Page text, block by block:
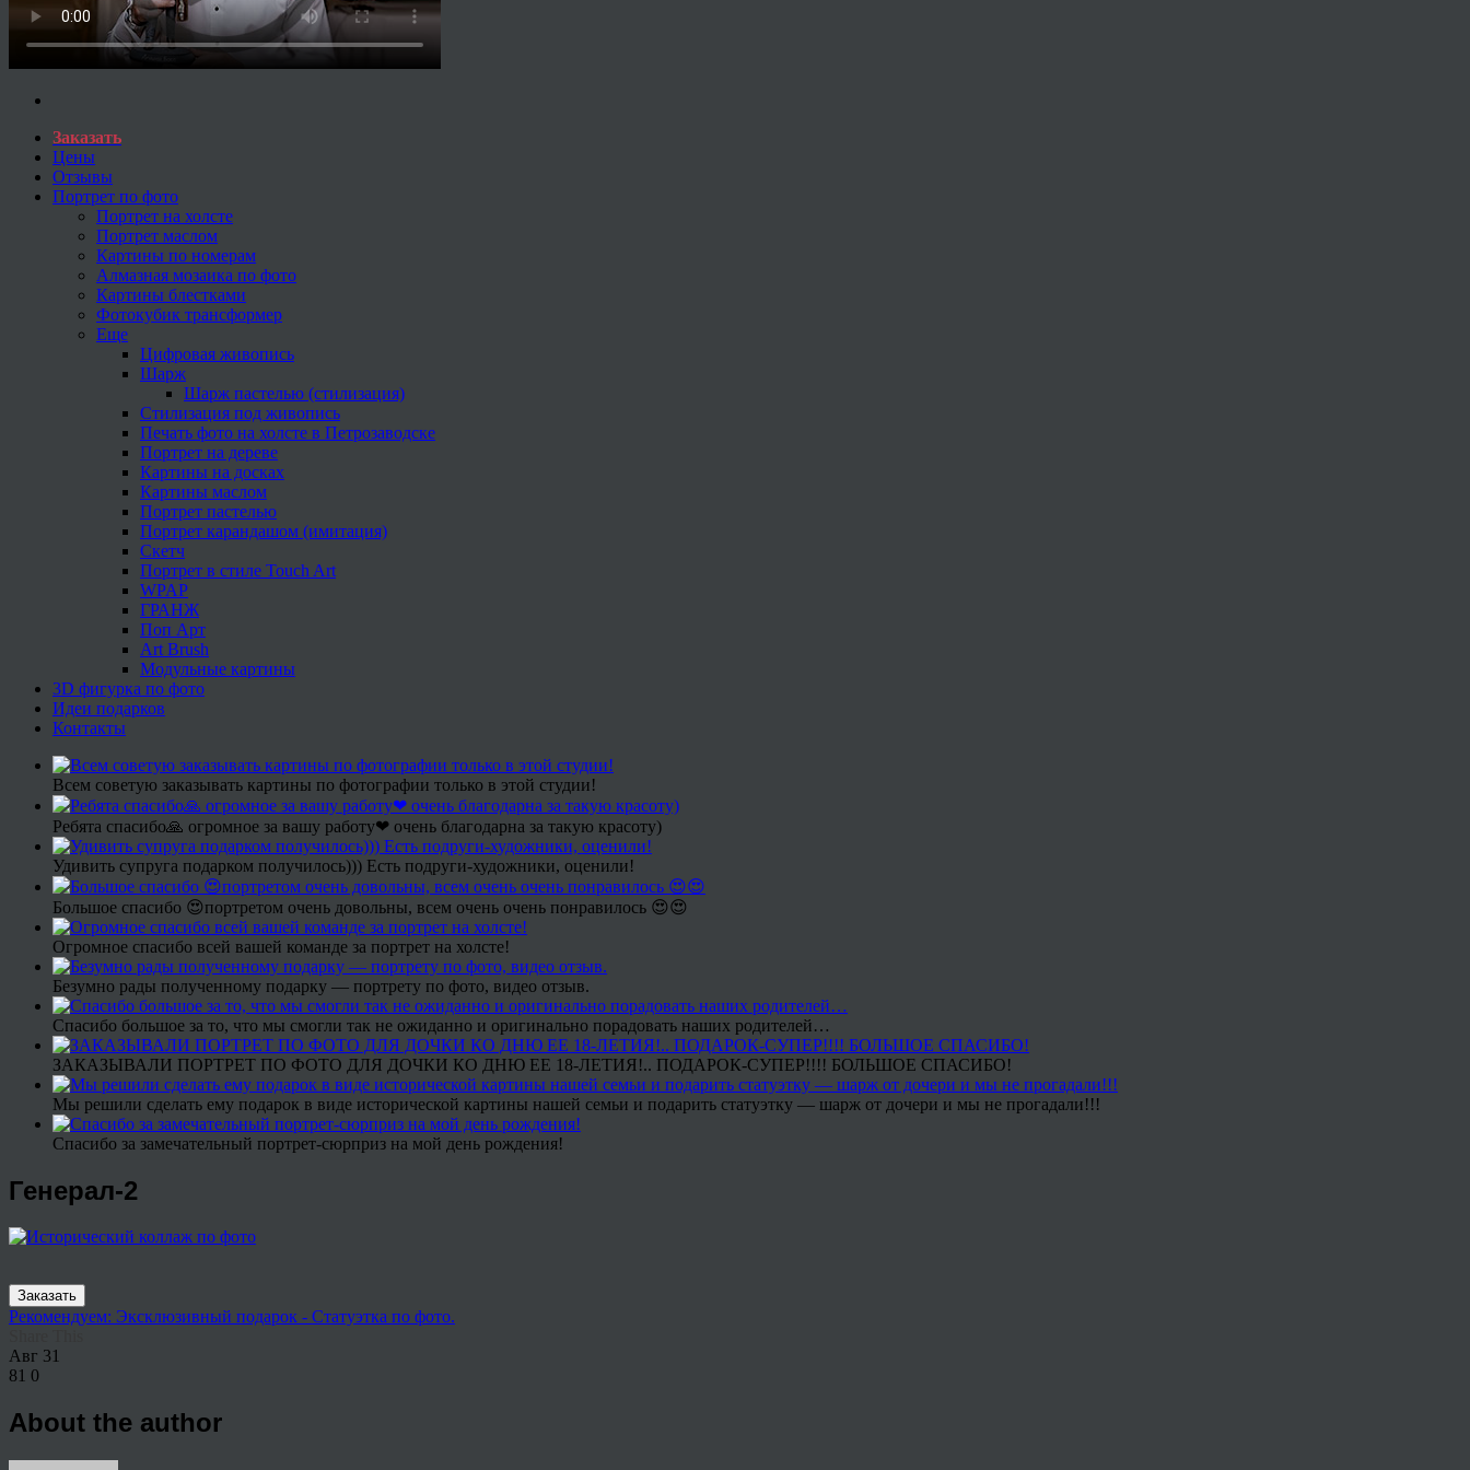
Заказать
Цены
Отзывы
Портрет по фото
Портрет на холсте
Портрет маслом
Картины по номерам
Алмазная мозаика по фото
Картины блестками
Фотокубик трансформер
Еще
Цифровая живопись
Шарж
Шарж пастелью (стилизация)
Стилизация под живопись
Печать фото на холсте в Петрозаводске
Портрет на дереве
Картины на досках
Картины маслом
Портрет пастелью
Портрет карандашом (имитация)
Скетч
Портрет в стиле Touch Art
WPAP
ГРАНЖ
Поп Арт
Art Brush
Модульные картины
3D фигурка по фото
Идеи подарков
Контакты
Всем советую заказывать картины по фотографии только в этой студии!
Ребята спасибо🙏 огромное за вашу работу❤ очень благодарна за такую красоту)
Удивить супруга подарком получилось))) Есть подруги-художники, оценили!
Большое спасибо 😍портретом очень довольны, всем очень очень понравилось 😍😍
Огромное спасибо всей вашей команде за портрет на холсте!
Безумно рады полученному подарку — портрету по фото, видео отзыв.
Спасибо большое за то, что мы смогли так не ожиданно и оригинально порадовать наших родителей…
ЗАКАЗЫВАЛИ ПОРТРЕТ ПО ФОТО ДЛЯ ДОЧКИ КО ДНЮ ЕЕ 18-ЛЕТИЯ!.. ПОДАРОК-СУПЕР!!!! БОЛЬШОЕ СПАСИБО!
Мы решили сделать ему подарок в виде исторической картины нашей семьи и подарить статуэтку — шарж от дочери и мы не прогадали!!!
Спасибо за замечательный портрет-сюрприз на мой день рождения!
Генерал-2
Заказать
Рекомендуем: Эксклюзивный подарок - Статуэтка по фото.
Авг 31
81 0
About the author